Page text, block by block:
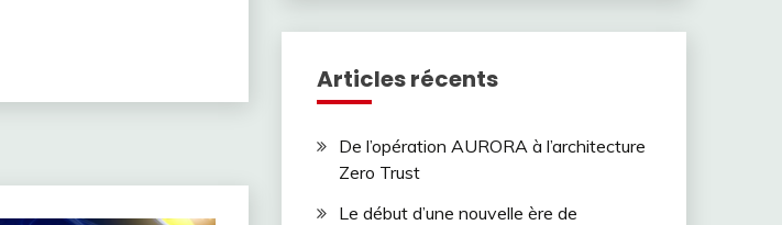
Articles récents
De l’opération AURORA à l’architecture
Zero Trust
Le début d’une nouvelle ère de